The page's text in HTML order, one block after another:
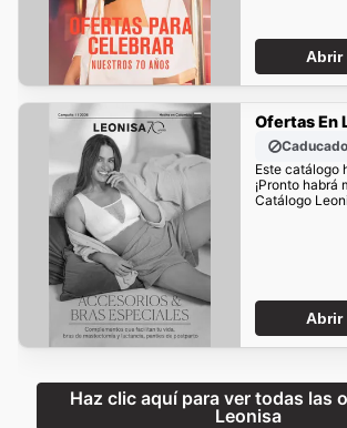
Abrir
Ofertas En
Caducado
Este catálogo
¡Pronto habrá
Catálogo
Abrir
Haz clic aquí para ver todas las
Leonisa